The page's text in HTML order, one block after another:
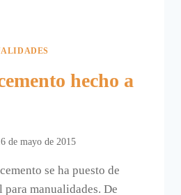
hecho a
de mayo de 2015
se ha puesto de
manualidades. De